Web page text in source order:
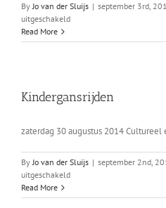
ByJo van der Sluijs | september 3rd,
uitgeschakeldvoor
Zomerbarbecue
Read More
Kindergansrijden
zaterdag 30 augustus 2014
ByJo van der Sluijs | september 2nd,
uitgeschakeldvoor
Read More